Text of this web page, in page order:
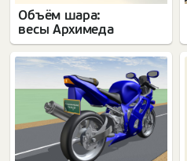
Объём шара:
весы Архимеда